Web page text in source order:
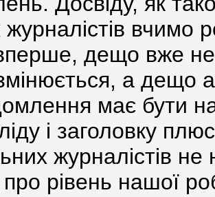
журналістів
дещо вже не
а дещо
має бути
і заголовку
журналістів
про рівень нашої